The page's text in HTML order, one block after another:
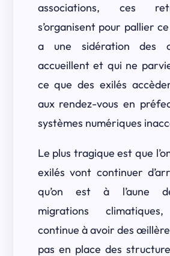
associations, ces
s’organisent pour pallier
a une sidération des
accueillent et qui ne
ce que des exilés
aux rendez-vous en
systèmes numériques
Le plus tragique est que
exilés vont continuer
qu’on est à l’aune
migrations
continue à avoir des
pas en place des